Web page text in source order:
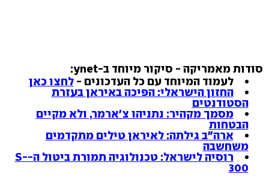
סודות מאמריקה - סיקור מיוחד ב-ynet:
לעמוד המיוחד עם כל העדכונים - לחצו כאן
החזון הישראלי: הפיכה באיראן בעזרת
הסטודנטים
מסמך מקהיר: נתניהו צ'ארמר, ולא מקיים
הבטחות
ארה"ב גילתה: לאיראן טילים מתקדמים
משחשבה
רוסיה לישראל: טכנולוגיה תמורת ביטול ה-S-
300